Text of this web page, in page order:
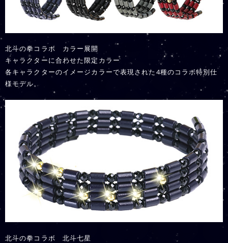
北斗の拳コラボ カラー展開
キャラクターに合わせた限定カラー
各キャラクターのイメージカラーで表現された4種のコラボ特別仕
様モデル。
北斗の拳コラボ 北斗七星